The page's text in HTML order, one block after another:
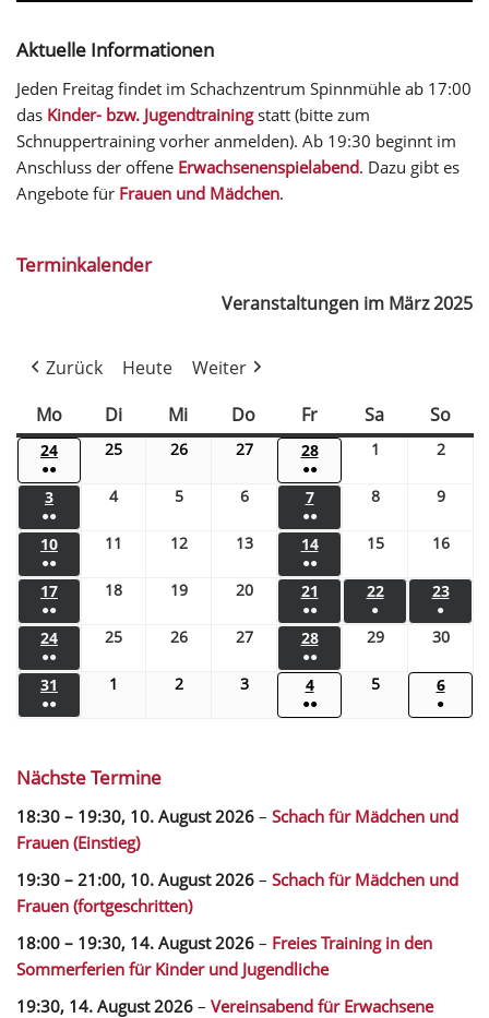
Aktuelle Informationen
Jeden Freitag findet im Schachzentrum Spinnmühle ab 17:00
das Kinder- bzw. Jugendtrainingstatt (bitte zum
Schnuppertraining vorher anmelden). Ab 19:30 beginnt im
Anschluss der offene Erwachsenenspielabend. Dazu gibt es
Angebote für Frauen und Mädchen.
Terminkalender
Veranstaltungen im März 2025
Zurück Heute
Weiter
Mo
Di Mi Do Fr Sa So
24
●●
25 26 27 28
●●
1 2
3
●●
4 5 6 7
●●
8 9
10
●●
11 12 13 14
●●
15 16
17
●●
18 19 20 21
●●
22
●
23
●
24
●●
25 26 27 28
●●
29 30
31
●●
1 2 3 4
●●
5 6
●
Nächste Termine
18:30 – 19:30, 10. August 2026 – Schach für Mädchen und
Frauen (Einstieg)
19:30 – 21:00, 10. August 2026 – Schach für Mädchen und
Frauen (fortgeschritten)
18:00 – 19:30, 14. August 2026 – Freies Training in den
Sommerferien für Kinder und Jugendliche
19:30, 14. August 2026 – Vereinsabend für Erwachsene